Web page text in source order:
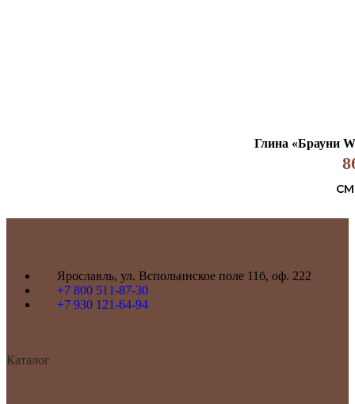
Глина «Брауни
Ярославль, ул. Вспольинское поле 11б, оф. 222
+7 800 511-87-30
+7 930 121-64-94
Каталог